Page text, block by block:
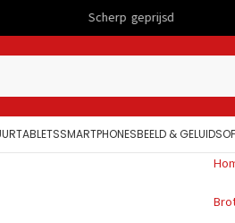
TABLETSSMARTPHONESBEELD & GELUID